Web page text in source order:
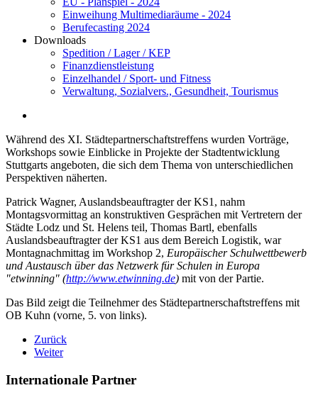
Einweihung Multimediaräume - 2024
Berufecasting 2024
Downloads
Spedition / Lager / KEP
Finanzdienstleistung
Einzelhandel / Sport- und Fitness
Verwaltung, Sozialvers., Gesundheit, Tourismus
Während des XI. Städtepartnerschaftstreffens wurden Vorträge,
Workshops sowie Einblicke in Projekte der Stadtentwicklung
Stuttgarts angeboten, die sich dem Thema von unterschiedlichen
Perspektiven näherten.
Patrick Wagner, Auslandsbeauftragter der KS1, nahm
Montagsvormittag an konstruktiven Gesprächen mit Vertretern der
Städte Lodz und St. Helens teil, Thomas Bartl, ebenfalls
Auslandsbeauftragter der KS1 aus dem Bereich Logistik, war
Montagnachmittag im Workshop 2, Europäischer Schulwettbewerb
und Austausch über das Netzwerk für Schulen in Europa
"etwinning" (http://www.etwinning.de) mit von der Partie.
Das Bild zeigt die Teilnehmer des Städtepartnerschaftstreffens mit
OB Kuhn (vorne, 5. von links).
Zurück
Weiter
Internationale Partner